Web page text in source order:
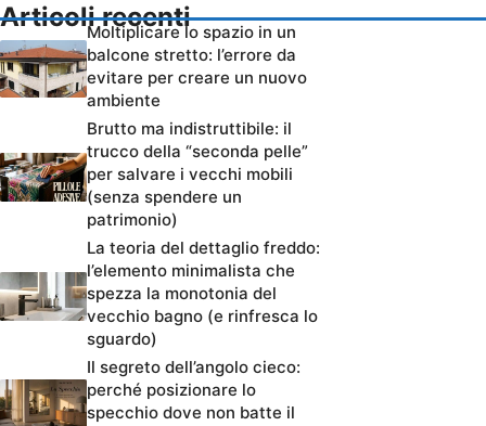
Articoli recenti
Moltiplicare lo spazio in un
balcone stretto: l’errore da
evitare per creare un nuovo
ambiente
Brutto ma indistruttibile: il
trucco della “seconda pelle”
per salvare i vecchi mobili
(senza spendere un
patrimonio)
La teoria del dettaglio freddo:
l’elemento minimalista che
spezza la monotonia del
vecchio bagno (e rinfresca lo
sguardo)
Il segreto dell’angolo cieco:
perché posizionare lo
specchio dove non batte il